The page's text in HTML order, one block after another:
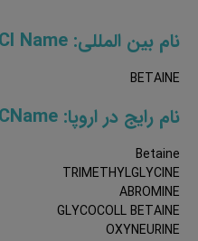
نام بین المللی: INCI Name
BETAINE
نام رایج در اروپا: ECName
Betaine
TRIMETHYLGLYCINE
ABROMINE
GLYCOCOLL BETAINE
OXYNEURINE